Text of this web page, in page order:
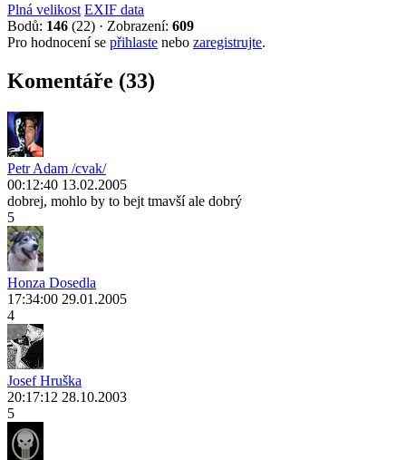
Plná velikost EXIF data
Bodů: 146 (22) · Zobrazení: 609
Pro hodnocení se přihlaste nebo zaregistrujte.
Komentáře (33)
Petr Adam /cvak/
00:12:40 13.02.2005
dobrej, mohlo by to bejt tmavší ale dobrý
5
Honza Dosedla
17:34:00 29.01.2005
4
Josef Hruška
20:17:12 28.10.2003
5